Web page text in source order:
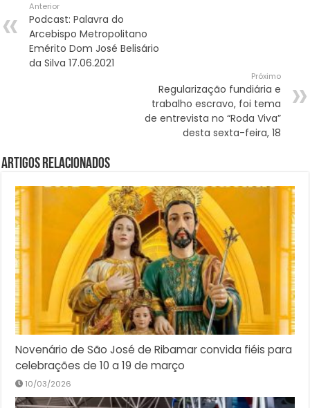
Anterior
Podcast: Palavra do
Arcebispo Metropolitano
Emérito Dom José Belisário
da Silva 17.06.2021
Próximo
Regularização fundiária e
trabalho escravo, foi tema
de entrevista no “Roda Viva”
desta sexta-feira, 18
Artigos Relacionados
Novenário de São José de Ribamar convida fiéis para
celebrações de 10 a 19 de março
10/03/2026